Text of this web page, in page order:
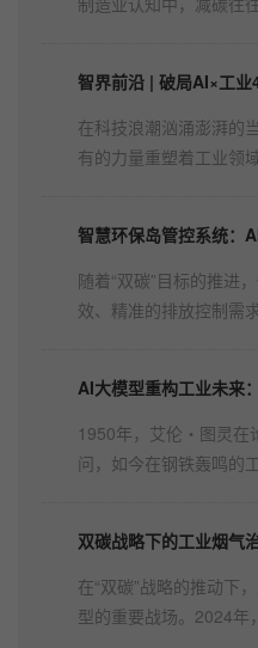
—— 购置环保设备、改
制的全面落地，这一格
有的力量重塑着工业领
行的道路上也荆棘丛生
据分散存储于各类设备
心知识及关...
效、精准的排放控制需
生，融合人工智能（AI
硝、脱硫、除尘的智能
问，如今在钢铁轰鸣的
造业正经历一场静默
4.0"标杆工厂到中国智
型的重要战场。2024
节能降碳行动方案》明